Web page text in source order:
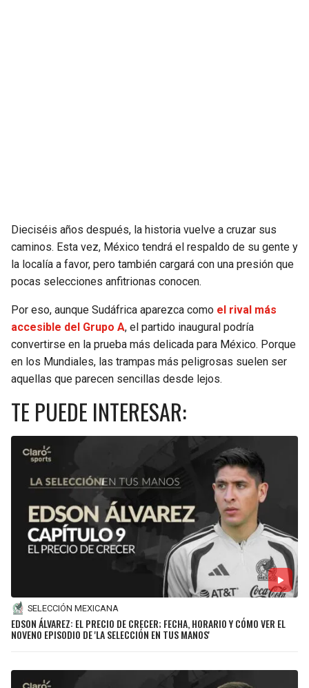
Dieciséis años después, la historia vuelve a cruzar sus
caminos. Esta vez, México tendrá el respaldo de su gente y
la localía a favor, pero también cargará con una presión que
pocas selecciones anfitrionas conocen.
Por eso, aunque Sudáfrica aparezca como el rival más
accesible del Grupo A, el partido inaugural podría
convertirse en la prueba más delicada para México. Porque
en los Mundiales, las trampas más peligrosas suelen ser
aquellas que parecen sencillas desde lejos.
TE PUEDE INTERESAR:
SELECCIÓN MEXICANA
EDSON ÁLVAREZ: EL PRECIO DE CRECER; FECHA, HORARIO Y CÓMO VER EL
NOVENO EPISODIO DE 'LA SELECCIÓN EN TUS MANOS'